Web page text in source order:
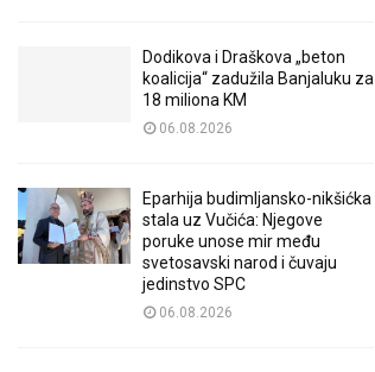
Dodikova i Draškova „beton
koalicija“ zadužila Banjaluku za
18 miliona KM
06.08.2026
Eparhija budimljansko-nikšićka
stala uz Vučića: Njegove
poruke unose mir među
svetosavski narod i čuvaju
jedinstvo SPC
06.08.2026